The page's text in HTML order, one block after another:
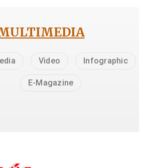
Video Infographic
E-Magazine